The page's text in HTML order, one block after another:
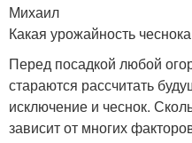
Михаил
Какая урожайность
Перед посадкой любой
стараются рассчитать
исключение и чеснок.
зависит от многих